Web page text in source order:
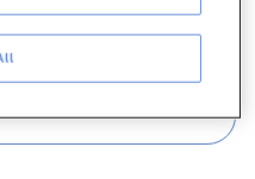
luz
enerxía solar.